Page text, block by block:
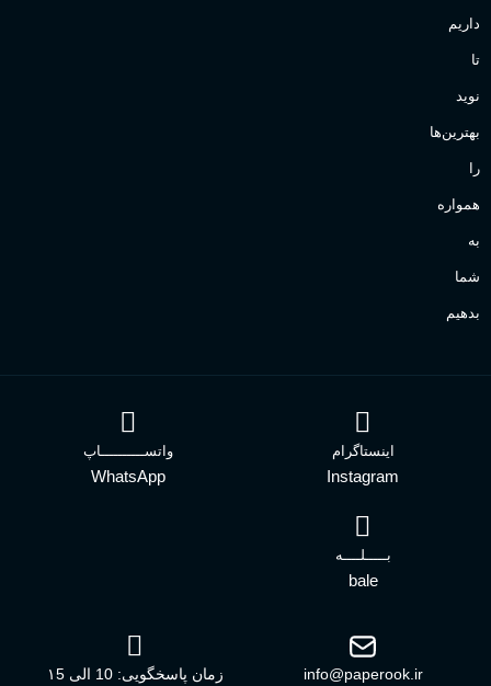
داریم
تا
نوید
بهترین‌ها
را
همواره
به
شما
بدهیم
اینستاگرام
Instagram
واتســــــــــاپ
WhatsApp
بـــــلــــه
bale
info@paperook.ir زمان پاسخگویی: 10 الی ۱5